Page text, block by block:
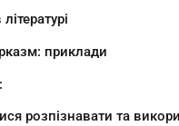
приклади
розпізнавати та